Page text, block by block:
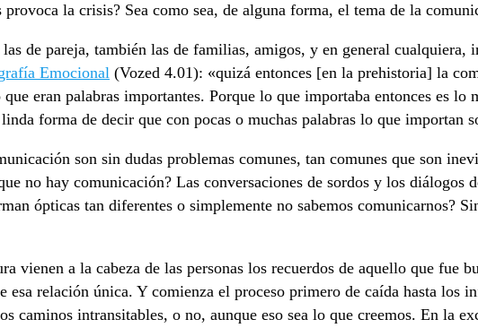
la crisis? Sea como sea, de alguna forma, el tema de la
de pareja, también las de familias, amigos, y en general
Emocional (Vozed 4.01): «quizá entonces [en la prehistoria] la
eran palabras importantes. Porque lo que importaba entonces es
forma de decir que con pocas o muchas palabras lo que importan
son sin dudas problemas comunes, tan comunes que son
no hay comunicación? Las conversaciones de sordos y los diálogos
ópticas tan diferentes o simplemente no sabemos comunicarnos?
vienen a la cabeza de las personas los recuerdos de aquello que fue
esa relación única. Y comienza el proceso primero de caída hasta
caminos intransitables, o no, aunque eso sea lo que creemos. En la